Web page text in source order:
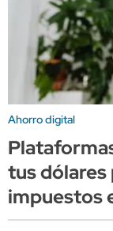
Ahorro digital
tus dólares
impuestos